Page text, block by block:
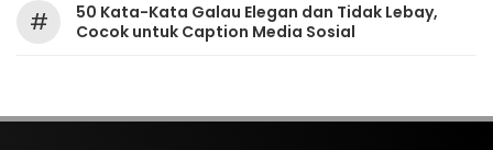
#
50 Kata-Kata Galau Elegan dan Tidak Lebay,
Cocok untuk Caption Media Sosial